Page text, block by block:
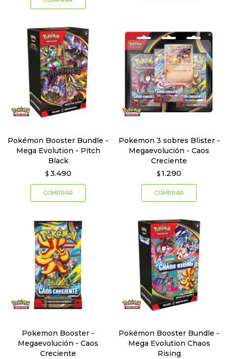
Pokémon Booster Bundle -
Mega Evolution - Pitch
Black
$ 3.490
Pokemon 3 sobres Blister -
Megaevolución - Caos
Creciente
$ 1.290
Pokemon Booster -
Megaevolución - Caos
Creciente
Pokémon Booster Bundle -
Mega Evolution Chaos
Rising